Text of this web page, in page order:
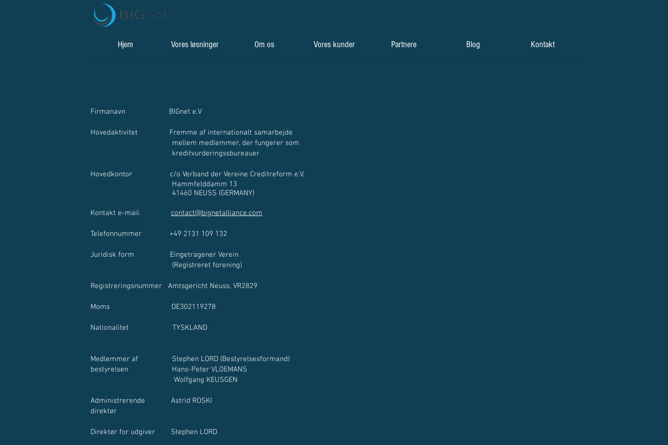
Hjem Vores løsninger Om os Vores kunder Partnere Blog Kontakt
Firmanavn BIGnet e.V
Hovedaktivitet Fremme af internationalt samarbejde
mellem medlemmer, der fungerer som
kreditvurderingssbureauer
Hovedkontor c/o Verband der Vereine Creditreform e.V.
Hammfelddamm 13
41460 NEUSS (GERMANY)
Kontakt e-mail contact@bignetalliance.com
Telefonnummer +49 2131 109 132
Juridisk form Eingetragener Verein
(Registreret forening)
Registreringsnummer Amtsgericht Neuss, VR2829
Moms DE302119278
Nationalitet TYSKLAND
Medlemmer af Stephen LORD (Bestyrelsesformand)
bestyrelsen Hans-Peter VLOEMANS
Wolfgang KEUSGEN
Administrerende Astrid ROSKI
direktør
Direktør for udgiver Stephen LORD